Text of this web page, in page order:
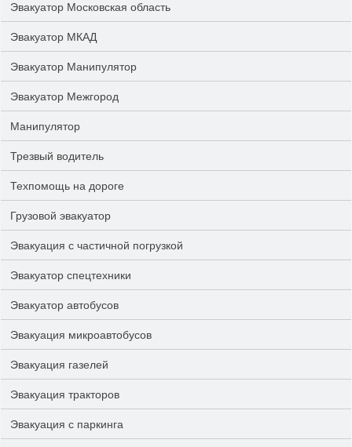
Эвакуатор Московская область
Эвакуатор МКАД
Эвакуатор Манипулятор
Эвакуатор Межгород
Манипулятор
Трезвый водитель
Техпомощь на дороге
Грузовой эвакуатор
Эвакуация с частичной погрузкой
Эвакуатор спецтехники
Эвакуатор автобусов
Эвакуация микроавтобусов
Эвакуация газелей
Эвакуация тракторов
Эвакуация с паркинга